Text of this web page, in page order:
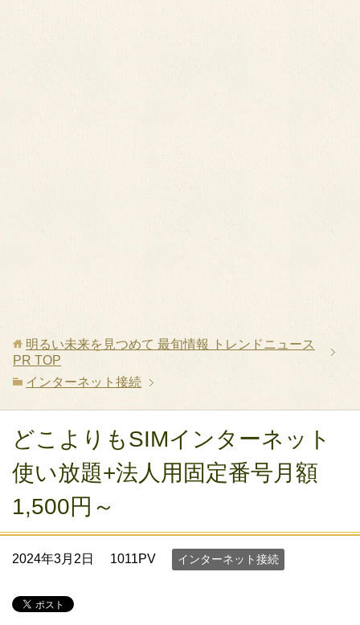
明るい未来を見つめて 最旬情報 トレンドニュース
PR TOP
インターネット接続
どこよりもSIMインターネット
使い放題+法人用固定番号月額
1,500円～
2024年3月2日 1011PV インターネット接続